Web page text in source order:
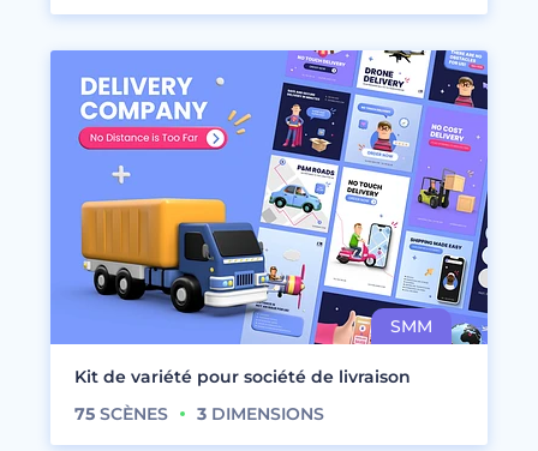
Kit de variété pour société de livraison
75 SCÈNES 3 DIMENSIONS